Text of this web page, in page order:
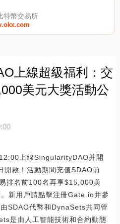
特幣交易所
上線超級福利：交
美元大獎活動公
上線SingularityDAO并開
開啟！活動期間充值SDAO前
排名前100名再享$15,000美
新用戶請點擊注冊Gate.io并參
SDAO代幣和DynaSets共同管
是由人工智能技術和合約動態